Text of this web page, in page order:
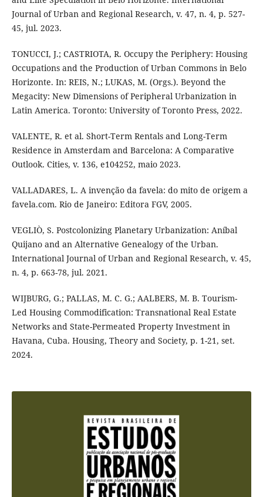
Journal of Urban and Regional Research, v. 47, n. 4, p. 527-
45, jul. 2023.
TONUCCI, J.; CASTRIOTA, R. Occupy the Periphery: Housing
Occupations and the Production of Urban Commons in Belo
Horizonte. In: REIS, N.; LUKAS, M. (Orgs.). Beyond the
Megacity: New Dimensions of Peripheral Urbanization in
Latin America. Toronto: University of Toronto Press, 2022.
VALENTE, R. et al. Short-Term Rentals and Long-Term
Residence in Amsterdam and Barcelona: A Comparative
Outlook. Cities, v. 136, e104252, maio 2023.
VALLADARES, L. A invenção da favela: do mito de origem a
favela.com. Rio de Janeiro: Editora FGV, 2005.
VEGLIÒ, S. Postcolonizing Planetary Urbanization: Aníbal
Quijano and an Alternative Genealogy of the Urban.
International Journal of Urban and Regional Research, v. 45,
n. 4, p. 663-78, jul. 2021.
WIJBURG, G.; PALLAS, M. C. G.; AALBERS, M. B. Tourism-
Led Housing Commodification: Transnational Real Estate
Networks and State-Permeated Property Investment in
Havana, Cuba. Housing, Theory and Society, p. 1-21, set.
2024.